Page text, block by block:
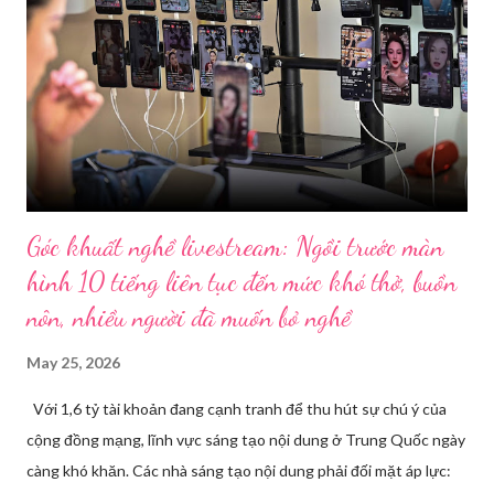
Góc khuất nghề livestream: Ngồi trước màn
hình 10 tiếng liên tục đến mức khó thở, buồn
nôn, nhiều người đã muốn bỏ nghề
May 25, 2026
Với 1,6 tỷ tài khoản đang cạnh tranh để thu hút sự chú ý của
cộng đồng mạng, lĩnh vực sáng tạo nội dung ở Trung Quốc ngày
càng khó khăn. Các nhà sáng tạo nội dung phải đối mặt áp lực: